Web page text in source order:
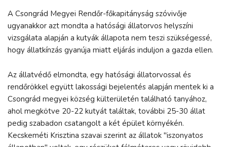
A Csongrád Megyei Rendőr-főkapitányság szóvivője
ugyanakkor azt mondta a hatósági állatorvos helyszíni
vizsgálata alapján a kutyák állapota nem teszi szükségessé,
hogy állatkínzás gyanúja miatt eljárás induljon a gazda ellen.
Az állatvédő elmondta, egy hatósági állatorvossal és
rendőrökkel együtt lakossági bejelentés alapján mentek ki a
Csongrád megyei község külterületén található tanyához,
ahol megkötve 20-22 kutyát találtak, további 25-30 állat
pedig szabadon csatangolt a két épület környékén.
Kecskeméti Krisztina szavai szerint az állatok "iszonyatos